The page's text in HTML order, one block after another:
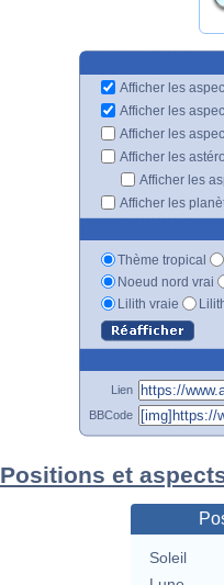
Afficher les
Afficher les
Afficher les
Afficher les
Afficher les
Afficher les
Thème tropical
Noeud nord vrai
Lilith vraie
Lien
BBCode
Positions et
Soleil